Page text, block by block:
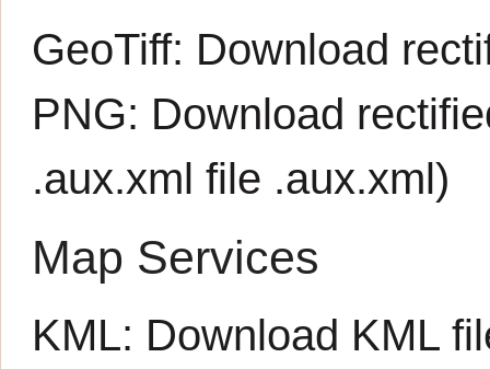
GeoTiff: Download
PNG: Download
.aux.xml file .aux.xml)
Map Services
KML: Download KML